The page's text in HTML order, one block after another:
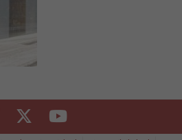
Facebook Twitter Youtube
Tafalla/Tafallako Udala